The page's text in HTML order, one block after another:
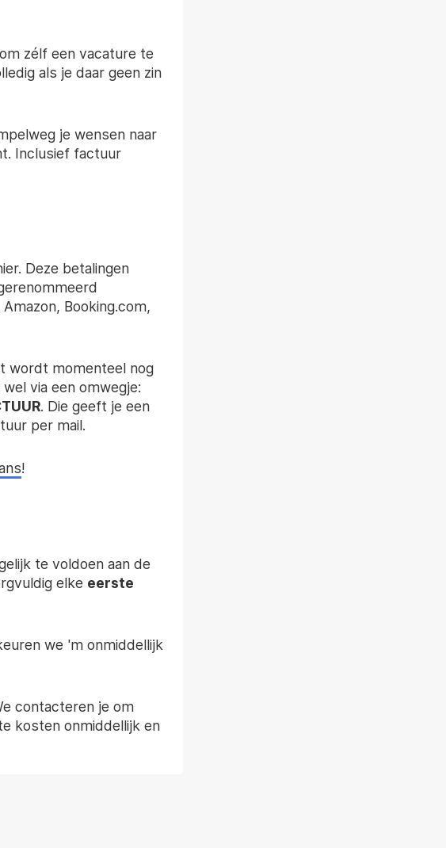
zélf een vacature te
als je daar geen zin
je wensen naar
Inclusief factuur
Deze betalingen
Booking.com,
wordt momenteel nog
via een omwegje:
. Die geeft je een
per mail.
!
te voldoen aan de
elke eerste
we 'm onmiddellijk
contacteren je om
kosten onmiddellijk en